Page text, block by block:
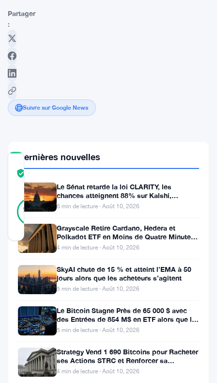
Partager
:
Suivre sur Google News
SCORE
95%
Vérifié
21
votes
Mis à jour 9 mois il y a
envoie
fort
sur
l’avenir
Dernières nouvelles
Le Sénat retarde la loi CLARITY, les
chances atteignent 88% sur Kalshi,
Coinbase s’indigne
6 min de lecture · Août 10, 2026
Grayscale Retire Cardano, Hedera et
Polkadot ETF en Moins de Quatre Minutes
à la SEC
4 min de lecture · Août 10, 2026
SkyAI chute de 15 % et atteint l’EMA à 50
jours alors que les acheteurs s’agitent
5 min de lecture · Août 10, 2026
Le Bitcoin Stagne Près de 65 000 $ avec
des Entrées de 854 M$ en ETF alors que le
CPI Approche
5 min de lecture · Août 10, 2026
Strategy Vend 1 690 Bitcoins pour Racheter
ses Actions STRC et Renforcer sa
Trésorerie
4 min de lecture · Août 10, 2026